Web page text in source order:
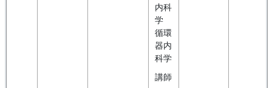
内科
学
循環
器内
科学
講師